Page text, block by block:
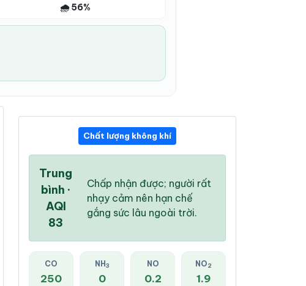
🌧️ 56%
06:00 PM
31 °
56 %
Mưa rào nhẹ
07:00 PM
48 %
Mây đen u ám
Chất lượng không khí
Trung
bình ·
AQI
83
Chấp nhận được; người rất
nhạy cảm nên hạn chế
gắng sức lâu ngoài trời.
CO
250
NH 3
0
NO
0.2
NO2
1.9